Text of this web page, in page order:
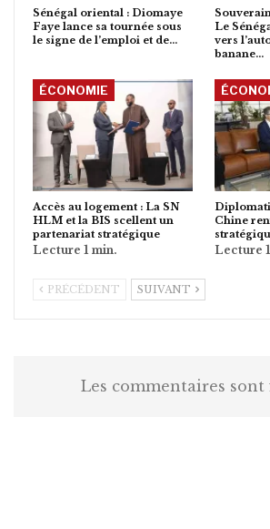
Sénégal oriental : Diomaye
Faye lance sa tournée sous
le signe de l’emploi et de…
Le
vers
banane…
ÉCONOMIE
Accès au logement : La SN
HLM et la BIS scellent un
partenariat stratégique
Chine
PRÉCÉDENT SUIVANT
Les commentaires sont